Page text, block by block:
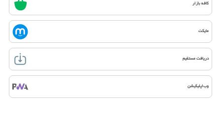
کافه بازار
مایکت
دریافت مستقیم
وب‌اپلیکیشن